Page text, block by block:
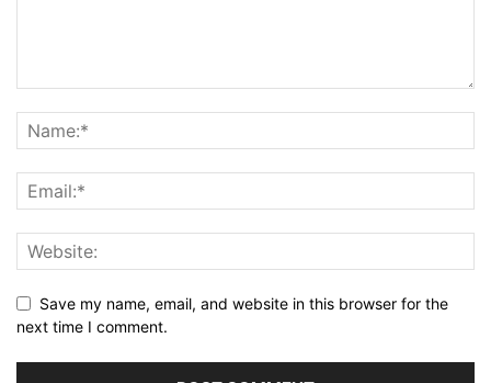
Save my name, email, and website in this browser for the
next time I comment.